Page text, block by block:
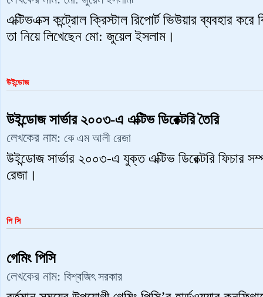
এক্টিভএক্স কন্ট্রোল ক্রিস্টাল রিপোর্ট ভিউয়ার ব্যবহার করে
তা নিয়ে লিখেছেন মো: জুয়েল ইসলাম।
উইন্ডোজ
উইন্ডোজ সার্ভার ২০০৩-এ এক্টিভ ডিরেক্টরি তৈরি
লেখকের নাম: কে এম আলী রেজা
উইন্ডোজ সার্ভার ২০০৩-এ যুক্ত এক্টিভ ডিরেক্টরি ফিচার
রেজা।
পি সি
গেমিং পিসি
লেখকের নাম: বিশ্বজিৎ সরকার